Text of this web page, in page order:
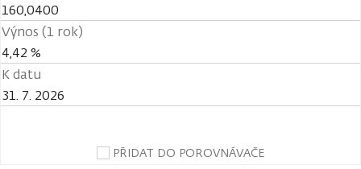
160,0400
Výnos (1 rok)
4,42 %
K datu
31. 7. 2026
PŘIDAT DO POROVNÁVAČE